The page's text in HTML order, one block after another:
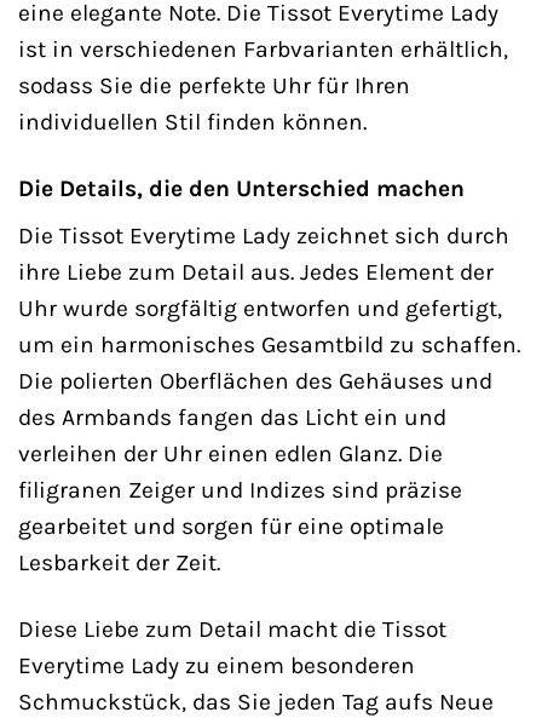
eine elegante Note. Die Tissot Everytime Lady
ist in verschiedenen Farbvarianten erhältlich,
sodass Sie die perfekte Uhr für Ihren
individuellen Stil finden können.
Die Details, die den Unterschied machen
Die Tissot Everytime Lady zeichnet sich durch
ihre Liebe zum Detail aus. Jedes Element der
Uhr wurde sorgfältig entworfen und gefertigt,
um ein harmonisches Gesamtbild zu schaffen.
Die polierten Oberflächen des Gehäuses und
des Armbands fangen das Licht ein und
verleihen der Uhr einen edlen Glanz. Die
filigranen Zeiger und Indizes sind präzise
gearbeitet und sorgen für eine optimale
Lesbarkeit der Zeit.
Diese Liebe zum Detail macht die Tissot
Everytime Lady zu einem besonderen
Schmuckstück, das Sie jeden Tag aufs Neue